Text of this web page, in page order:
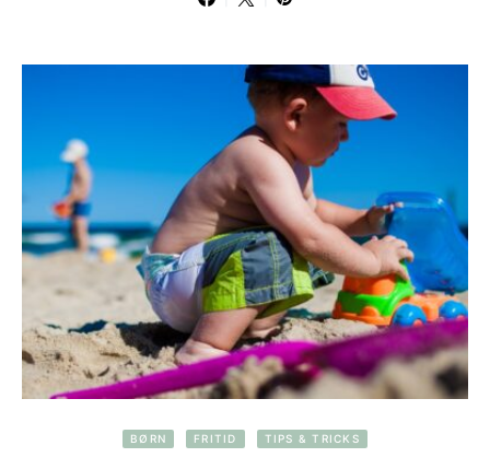
BØRN FRITID TIPS & TRICKS